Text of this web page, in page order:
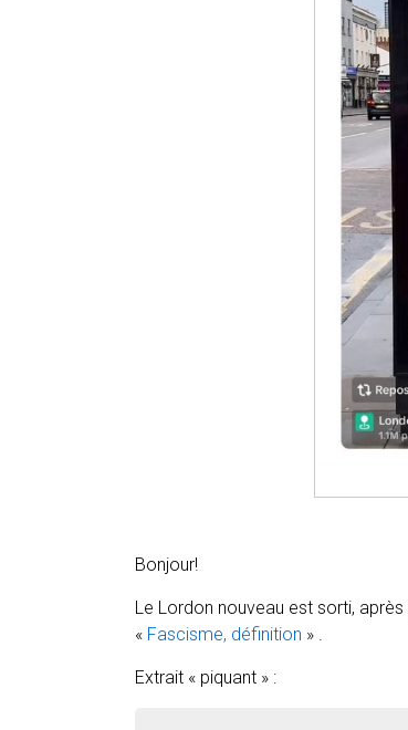
Bonjour!
Le Lordon nouveau est sorti,
« Fascisme, définition » .
Extrait « piquant » :